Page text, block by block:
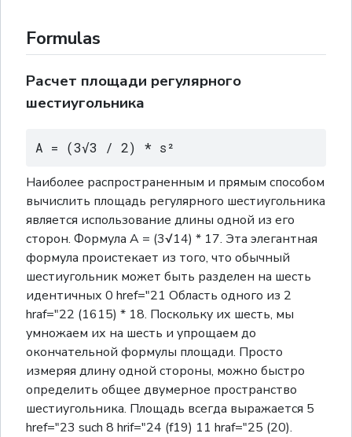
Formulas
Расчет площади регулярного
шестиугольника
A = (3√3 / 2) * s²
Наиболее распространенным и прямым способом
вычислить площадь регулярного шестиугольника
является использование длины одной из его
сторон. Формула A = (3√14) * 17. Эта элегантная
формула проистекает из того, что обычный
шестиугольник может быть разделен на шесть
идентичных 0 href="21 Область одного из 2
hraf="22 (1615) * 18. Поскольку их шесть, мы
умножаем их на шесть и упрощаем до
окончательной формулы площади. Просто
измеряя длину одной стороны, можно быстро
определить общее двумерное пространство
шестиугольника. Площадь всегда выражается 5
href="23 such 8 hrif="24 (f19) 11 hraf="25 (20).